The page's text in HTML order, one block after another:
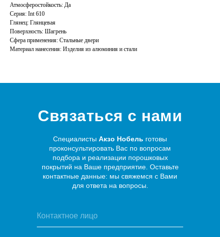
Атмосферостойкость: Да
Серия: Int 610
Глянец: Глянцевая
Поверхность: Шагрень
Сфера применения: Cтальные двери
Материал нанесения: Изделия из алюминия и стали
Специалисты Акзо Нобель готовы
проконсультировать Вас по вопросам
подбора и реализации порошковых
покрытий на Ваше предприятие. Оставьте
контактные данные: мы свяжемся с Вами
для ответа на вопросы.
Связаться с нами